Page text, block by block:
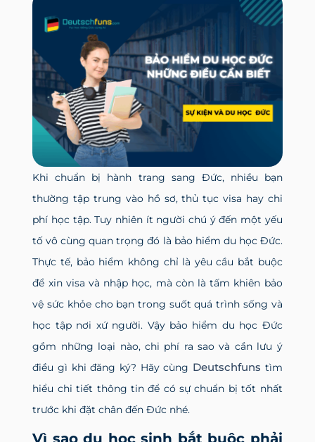
Khi chuẩn bị hành trang sang Đức, nhiều bạn
thường tập trung vào hồ sơ, thủ tục visa hay chi
phí học tập. Tuy nhiên ít người chú ý đến một yếu
tố vô cùng quan trọng đó là bảo hiểm du học Đức.
Thực tế, bảo hiểm không chỉ là yêu cầu bắt buộc
để xin visa và nhập học, mà còn là tấm khiên bảo
vệ sức khỏe cho bạn trong suốt quá trình sống và
học tập nơi xứ người. Vậy bảo hiểm du học Đức
gồm những loại nào, chi phí ra sao và cần lưu ý
điều gì khi đăng ký? Hãy cùng Deutschfuns tìm
hiểu chi tiết thông tin để có sự chuẩn bị tốt nhất
trước khi đặt chân đến Đức nhé.
Vì sao du học sinh bắt buộc phải